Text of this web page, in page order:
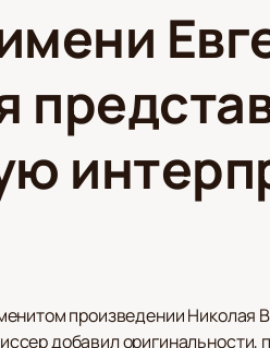
произведении
добавил оригинальности,